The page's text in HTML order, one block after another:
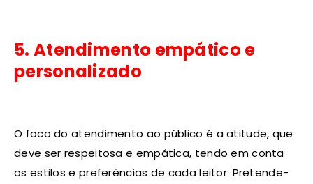
5. Atendimento empático e
personalizado
O foco do atendimento ao público é a atitude, que
deve ser respeitosa e empática, tendo em conta
os estilos e preferências de cada leitor. Pretende-